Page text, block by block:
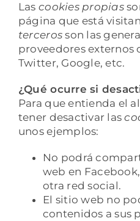
Lascookies propias
página que está
terceros son las
proveedores externos
Twitter, Google, etc.
¿Qué ocurre si
Para que entienda el
tener desactivar las
unos ejemplos:
No podrá
web en
otra red social.
El sitio web no
contenidos a sus